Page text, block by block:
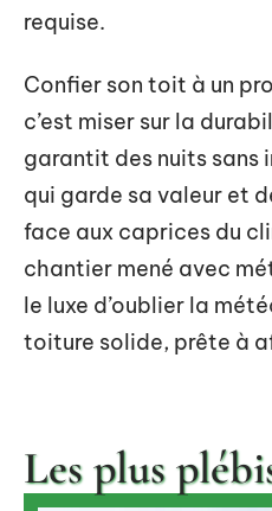
requise.
Confier son toit à un
c’est miser sur la
garantit des nuits sans
qui garde sa valeur et
face aux caprices du
chantier mené avec
le luxe d’oublier la
toiture solide, prête à
Les plus